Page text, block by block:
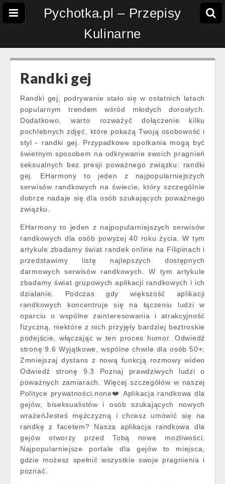
Pychotka.pl – Przepisy
Kulinarne
Randki gej
Randki gej, podrywanie stało się w ostatnich latach
popularnym trendem wśród młodych dorosłych.
Dodatkowo, warto rozważyć dołączenie kilku
pochlebnych zdjęć, które pokażą Twoją osobowość i
styl - randki gej. Przypadkowe spotkania mogą być
świetnym sposobem na odkrywanie swoich pragnień
seksualnych bez presji poważnego związku: randki
gej. EHarmony to jeden z najpopularniejszych
serwisów randkowych na świecie, który szczególnie
dobrze nadaje się dla osób szukających poważnego
związku.
EHarmony to jeden z najpopularniejszych serwisów
randkowych dla osób powyżej 40 roku życia. W tym
artykule zbadamy świat randek online na Filipinach i
przedstawimy listę najlepszych dostępnych
darmowych serwisów randkowych. W tym artykule
zbadamy świat grupowych aplikacji randkowych i ich
działanie. Podczas gdy większość aplikacji
randkowych koncentruje się na łączeniu ludzi w
oparciu o wspólne zainteresowania i atrakcyjność
fizyczną, niektóre z nich przyjęły bardziej beztroskie
podejście, włączając w ten proces humor. Odwiedź
stronę 9.6 Wyjątkowe, wspólne chwile dla osób 50+:
Zmniejszaj dystans z nową funkcją rozmowy wideo
Odwiedź stronę 9.3 Poznaj prawdziwych ludzi o
poważnych zamiarach. Więcej szczegółów w naszej
Polityce prywatności.none❤️ Aplikacja randkowa dla
gejów, biseksualistów i osób szukających nowych
wrażeńJesteś mężczyzną i chcesz umówić się na
randkę z facetem? Nasza aplikacja randkowa dla
gejów otworzy przed Tobą nowe możliwości.
Najpopularniejsze portale dla gejów to miejsca,
gdzie możesz spełnić wszystkie swoje pragnienia i
poznać.